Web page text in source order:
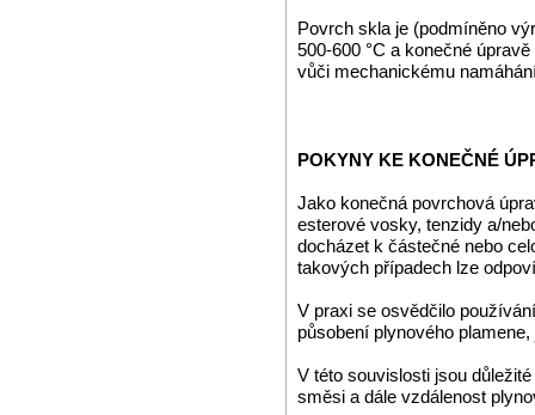
Povrch skla je (podmíněno
500-600 °C a konečné
vůči mechanickému
POKYNY KE KONEČNÉ
Jako konečná povrchová
esterové vosky, tenzidy a/
docházet k částečné nebo
takových případech lze
V praxi se osvědčilo
působení plynového
V této souvislosti jsou
směsi a dále vzdálenost